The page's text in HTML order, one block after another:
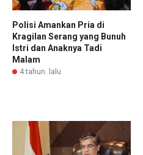
Polisi Amankan Pria di
Kragilan Serang yang Bunuh
Istri dan Anaknya Tadi
Malam
4 tahun lalu